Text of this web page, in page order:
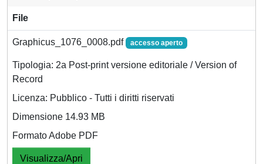
File
Graphicus_1076_0008.pdf accesso aperto
Tipologia: 2a Post-print versione editoriale / Version of
Record
Licenza: Pubblico - Tutti i diritti riservati
Dimensione 14.93 MB
Formato Adobe PDF
Visualizza/Apri